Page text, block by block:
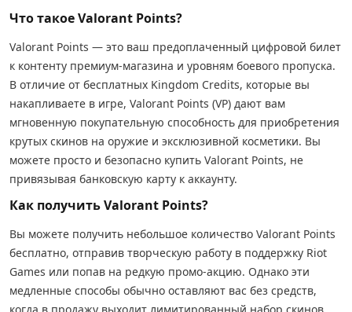
Что такое Valorant Points?
Valorant Points — это ваш предоплаченный цифровой билет
к контенту премиум-магазина и уровням боевого пропуска.
В отличие от бесплатных Kingdom Credits, которые вы
накапливаете в игре, Valorant Points (VP) дают вам
мгновенную покупательную способность для приобретения
крутых скинов на оружие и эксклюзивной косметики. Вы
можете просто и безопасно купить Valorant Points, не
привязывая банковскую карту к аккаунту.
Как получить Valorant Points?
Вы можете получить небольшое количество Valorant Points
бесплатно, отправив творческую работу в поддержку Riot
Games или попав на редкую промо-акцию. Однако эти
медленные способы обычно оставляют вас без средств,